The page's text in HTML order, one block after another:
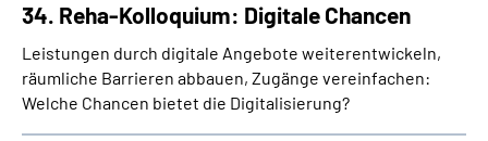
34. Reha-Kolloquium: Digitale Chancen
Leistungen durch digitale Angebote weiter­entwickeln,
räumliche Barrieren abbauen, Zugänge vereinfachen:
Welche Chancen bietet die Digitalisierung?